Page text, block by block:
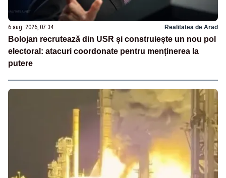
6 aug. 2026, 07:34 Realitatea de Arad
Bolojan recrutează din USR și construiește un nou pol
electoral: atacuri coordonate pentru menținerea la
putere